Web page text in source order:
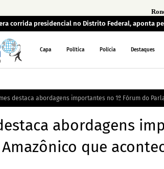
corrida presidencial no Distrito Federal, aponta
Capa Política Polícia Destaques
destaca abordagens importantes no 1º Fórum do
abordagens
que